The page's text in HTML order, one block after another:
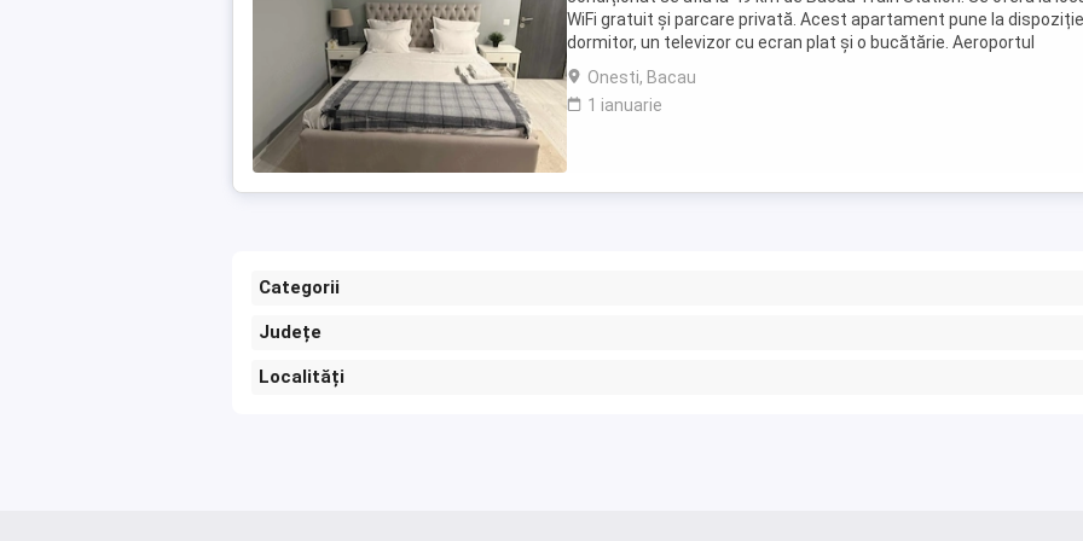
WiFi gratuit și parcare privată. Acest apartament pune la
dormitor, un televizor cu ecran plat și o bucătărie. Aeroportul
Internațional Bacău se află la 44 ...
Onesti, Bacau
1 ianuarie
Categorii
Județe
Localități